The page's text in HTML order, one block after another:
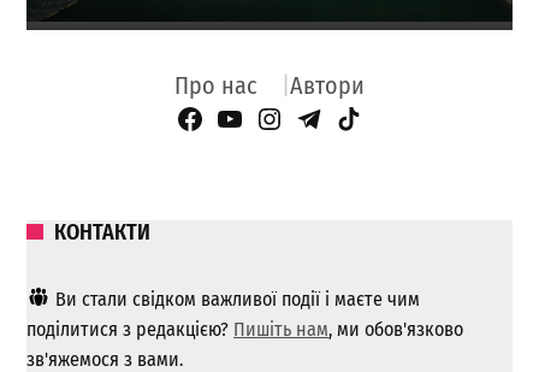
Про нас Автори
Facebook Page
YouTube
Instagram
Telegram
TikTok
КОНТАКТИ
Ви стали свідком важливої ​​події і маєте чим
поділитися з редакцією? Пишіть нам, ми обов'язково
зв'яжемося з вами.